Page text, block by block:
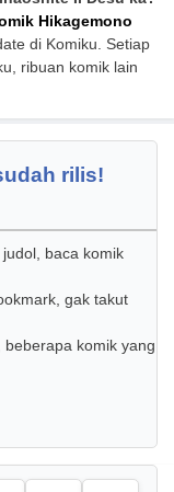
Hikagemono
di Komiku. Setiap
ribuan komik lain
rilis!
baca komik
gak takut
komik yang